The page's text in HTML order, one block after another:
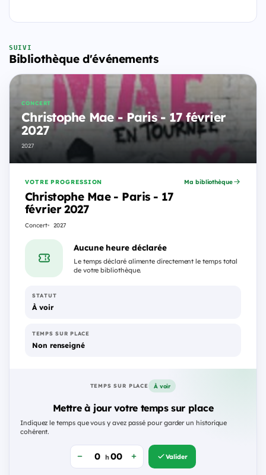
SUIVI
Bibliothèque d'événements
CONCERT
Christophe Mae - Paris - 17 février
2027
2027
VOTRE PROGRESSION
Christophe Mae - Paris - 17
février 2027
Concert 2027
Ma bibliothèque
Aucune heure déclarée
Le temps déclaré alimente directement le temps total
de votre bibliothèque.
STATUT
À voir
TEMPS SUR PLACE
Non renseigné
TEMPS SUR PLACE À voir
Mettre à jour votre temps sur place
Indiquez le temps que vous y avez passé pour garder un historique
cohérent.
h Valider